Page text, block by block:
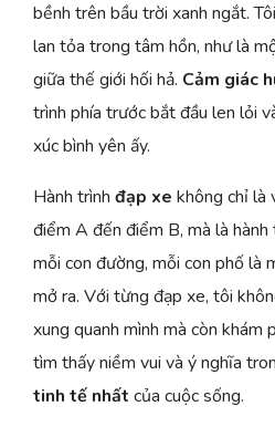
bềnh trên bầu trời xanh ngắt.
lan tỏa trong tâm hồn, như là
giữa thế giới hối hả. Cảm giác
trình phía trước bắt đầu len lỏi
xúc bình yên ấy.
Hành trình đạp xe không chỉ là
điểm A đến điểm B, mà là hành
mỗi con đường, mỗi con phố là
mở ra. Với từng đạp xe, tôi
xung quanh mình mà còn khám
tìm thấy niềm vui và ý nghĩa
tinh tế nhất của cuộc sống.